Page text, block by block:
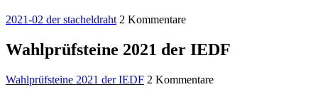
2021-02 der stacheldraht 2 Kommentare
Wahlprüfsteine 2021 der IEDF
Wahlprüfsteine 2021 der IEDF 2 Kommentare